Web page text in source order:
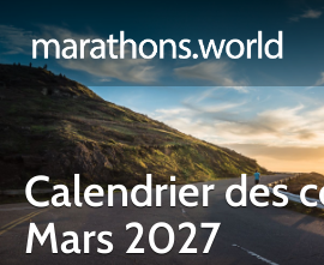
Calendrier des
Mars 2027